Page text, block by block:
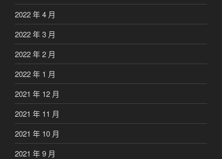
2022 年 4 月
2022 年 3 月
2022 年 2 月
2022 年 1 月
2021 年 12 月
2021 年 11 月
2021 年 10 月
2021 年 9 月